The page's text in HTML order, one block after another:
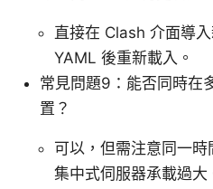
直接在 Clash 介面導
YAML 後重新載入。
常見問題9：能否同時在
置？
可以，但需注意同一
集中式伺服器承載過大